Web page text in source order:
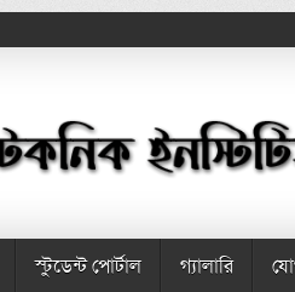
স্টুডেন্ট পোর্টাল গ্যালারি